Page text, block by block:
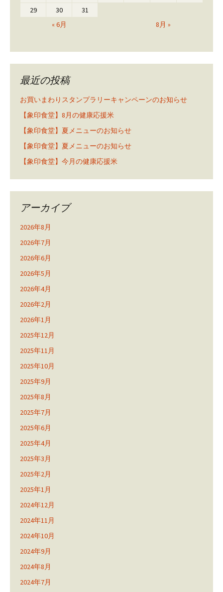
« 6月 8月 »
29 30 31
最近の投稿
お買いまわりスタンプラリーキャンペーンのお知らせ
【象印食堂】8月の健康応援米
【象印食堂】夏メニューのお知らせ
【象印食堂】夏メニューのお知らせ
【象印食堂】今月の健康応援米
アーカイブ
2026年8月
2026年7月
2026年6月
2026年5月
2026年4月
2026年2月
2026年1月
2025年12月
2025年11月
2025年10月
2025年9月
2025年8月
2025年7月
2025年6月
2025年4月
2025年3月
2025年2月
2025年1月
2024年12月
2024年11月
2024年10月
2024年9月
2024年8月
2024年7月